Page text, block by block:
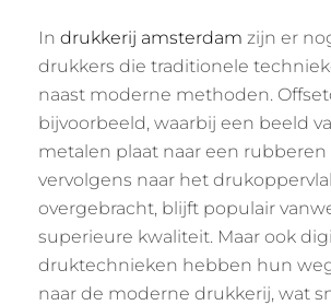
In drukkerij amsterdam zijn er
drukkers die traditionele
naast moderne methoden.
bijvoorbeeld, waarbij een beeld
metalen plaat naar een rubberen
vervolgens naar het
overgebracht, blijft populair
superieure kwaliteit. Maar ook
druktechnieken hebben hun
naar de moderne drukkerij, wat